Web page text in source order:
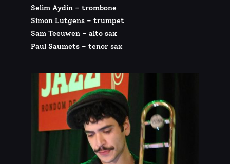
Selim Aydin – trombone
Simon Lutgens – trumpet
Sam Teeuwen – alto sax
Paul Saumets – tenor sax